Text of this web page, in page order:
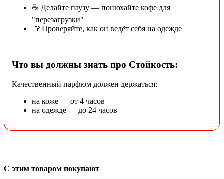
☕ Делайте паузу — понюхайте кофе для
"перезагрузки"
👕 Проверяйте, как он ведёт себя на одежде
Что вы должны знать про Стойкость:
Качественный парфюм должен держаться:
на коже — от 4 часов
на одежде — до 24 часов
С этим товаром покупают